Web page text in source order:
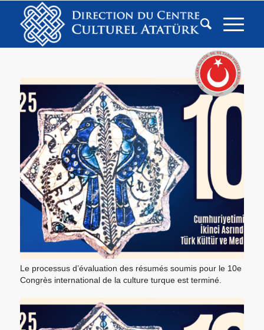
Le processus d’évaluation des résumés soumis pour le 10e
Congrès international de la culture turque est terminé.